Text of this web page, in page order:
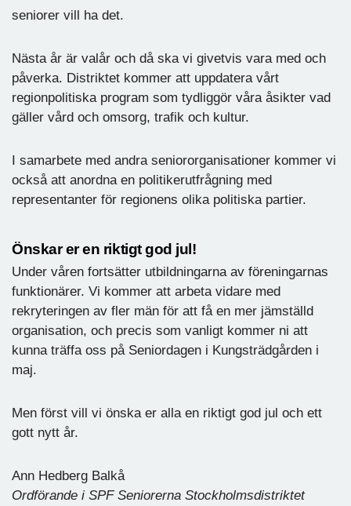
seniorer vill ha det.
Nästa år är valår och då ska vi givetvis vara med och
påverka. Distriktet kommer att uppdatera vårt
regionpolitiska program som tydliggör våra åsikter vad
gäller vård och omsorg, trafik och kultur.
I samarbete med andra seniororganisationer kommer vi
också att anordna en politikerutfrågning med
representanter för regionens olika politiska partier.
Önskar er en riktigt god jul!
Under våren fortsätter utbildningarna av föreningarnas
funktionärer. Vi kommer att arbeta vidare med
rekryteringen av fler män för att få en mer jämställd
organisation, och precis som vanligt kommer ni att
kunna träffa oss på Seniordagen i Kungsträdgården i
maj.
Men först vill vi önska er alla en riktigt god jul och ett
gott nytt år.
Ann Hedberg Balkå
Ordförande i SPF Seniorerna Stockholmsdistriktet